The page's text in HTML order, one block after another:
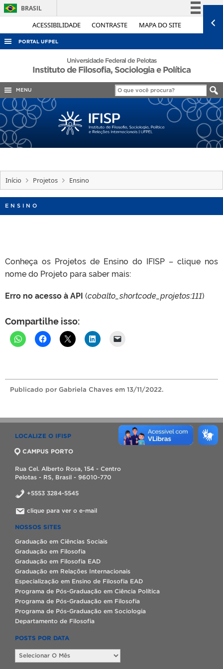
ACESSIBILIDADE CONTRASTE MAPA DO SITE
BRASIL
Simplifique!
Acesso à informação
Legislação
Canais
PORTAL UFPEL
ACESSO À INFORMAÇÃO
COBALTO
CONCURSOS
EDITAIS
INTERNACIONAL
PORTARIAS
Universidade Federal de Pelotas
Instituto de Filosofia, Sociologia e Política
MENU
Início Projetos Ensino
ENSINO
Conheça os Projetos de Ensino do IFISP – clique nos
nome do Projeto para saber mais:
Erro no acesso à API (cobalto_shortcode_projetos:111)
Compartilhe isso:
Publicado por Gabriela Chaves em 13/11/2022.
LOCALIZE O IFISP
CAMPUS PORTO
Rua Cel. Alberto Rosa, 154 - Centro
Pelotas - RS, Brasil - 96010-770
+5553 3284-5545
clique para ver o e-mail
NOSSOS SITES
Graduação em Ciências Sociais
Graduação em Filosofia
Graduação em Filosofia EAD
Graduação em Relações Internacionais
Especialização em Ensino de Filosofia EAD
Programa de Pós-Graduação em Ciência Política
Programa de Pós-Graduação em Filosofia
Programa de Pós-Graduação em Sociologia
Departamento de Filosofia
POSTS POR DATA
Posts
por